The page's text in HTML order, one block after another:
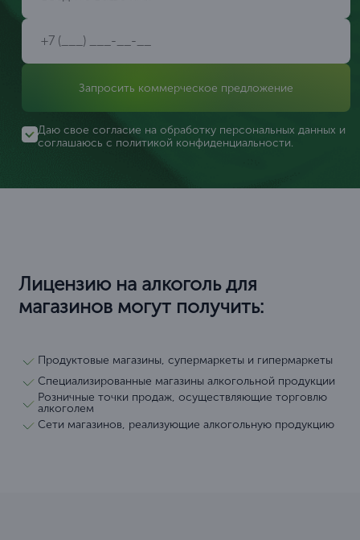
Запросить коммерческое предложение
Даю свое согласие на обработку персональных данных и
соглашаюсь с политикой конфиденциальности.
Лицензию на алкоголь для
магазинов могут получить:
Продуктовые магазины, супермаркеты и гипермаркеты
Специализированные магазины алкогольной продукции
Розничные точки продаж, осуществляющие торговлю
алкоголем
Сети магазинов, реализующие алкогольную продукцию